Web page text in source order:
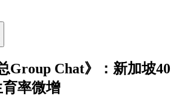
Group Chat》：新加坡40
率微增